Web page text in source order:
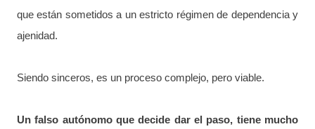
que están sometidos a un estricto régimen de dependencia y
ajenidad.
Siendo sinceros, es un proceso complejo, pero viable.
Un falso autónomo que decide dar el paso, tiene mucho